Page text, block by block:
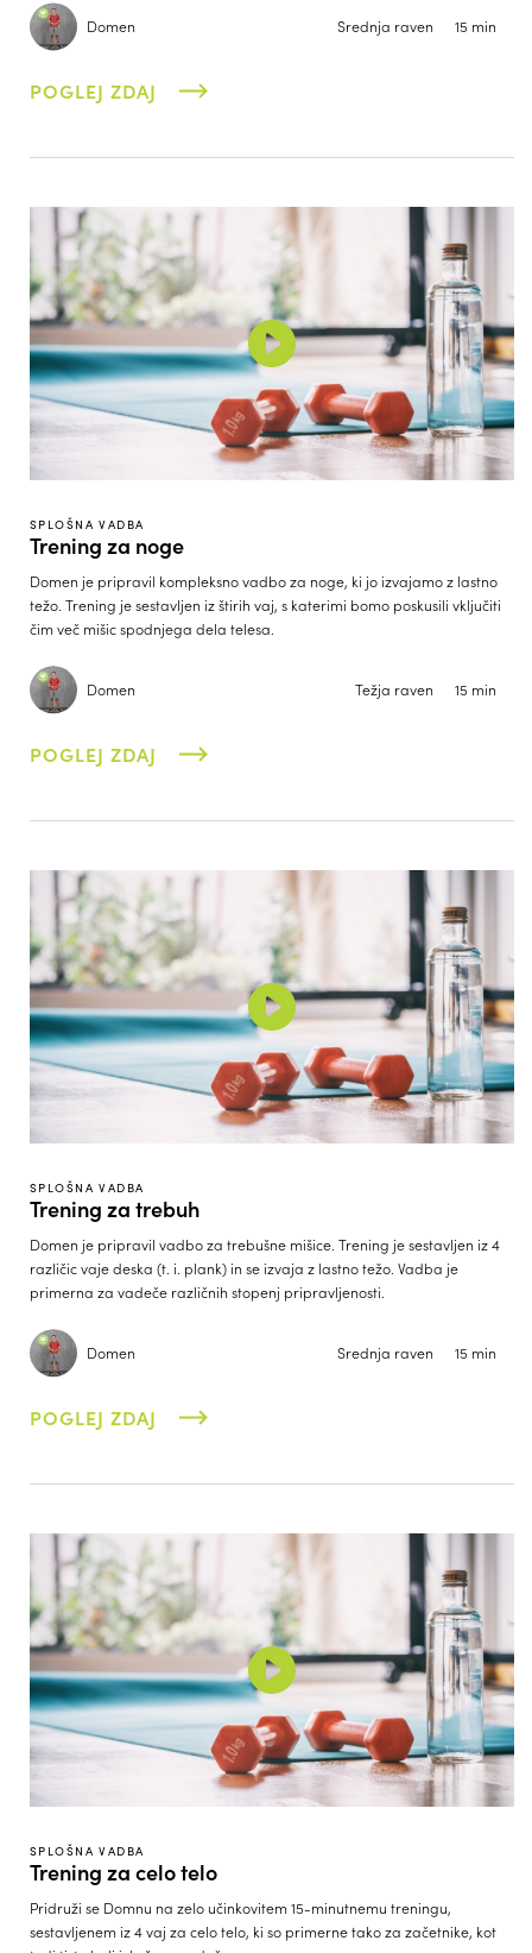
Domen Srednja raven 15 min
POGLEJ ZDAJ
SPLOŠNA VADBA
Trening za noge
Domen je pripravil kompleksno vadbo za noge, ki jo izvajamo z lastno
težo. Trening je sestavljen iz štirih vaj, s katerimi bomo poskusili vključiti
čim več mišic spodnjega dela telesa.
Domen Težja raven 15 min
POGLEJ ZDAJ
SPLOŠNA VADBA
Trening za trebuh
Domen je pripravil vadbo za trebušne mišice. Trening je sestavljen iz 4
različic vaje deska (t. i. plank) in se izvaja z lastno težo. Vadba je
primerna za vadeče različnih stopenj pripravljenosti.
Domen Srednja raven 15 min
POGLEJ ZDAJ
SPLOŠNA VADBA
Trening za celo telo
Pridruži se Domnu na zelo učinkovitem 15-minutnemu treningu,
sestavljenem iz 4 vaj za celo telo, ki so primerne tako za začetnike, kot